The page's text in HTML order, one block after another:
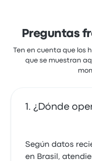
Preguntas
Ten en cuenta que los
que se muestran
¿Dónde
Según datos
en Brasil,